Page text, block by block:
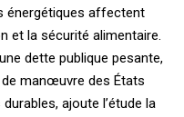
énergétiques affectent
et la sécurité alimentaire.
dette publique pesante,
manœuvre des États
ajoute l’étude la